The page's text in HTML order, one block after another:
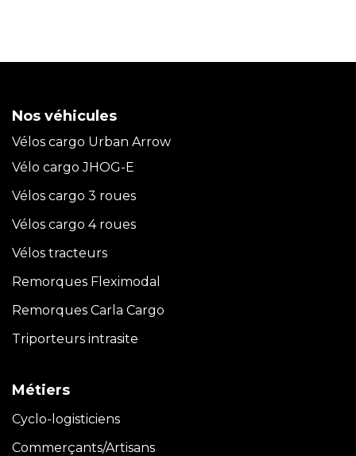
Nos véhicules
Vélos cargo Urban Arrow
Vélo cargo JHOG-E
Vélos cargo 3 roues
Vélos cargo 4 roues
Vélos tracteurs
Remorques Fleximodal
Remorques Carla Cargo
Triporteurs intrasite
Métiers
Cyclo-logisticiens
Commerçants/Artisans